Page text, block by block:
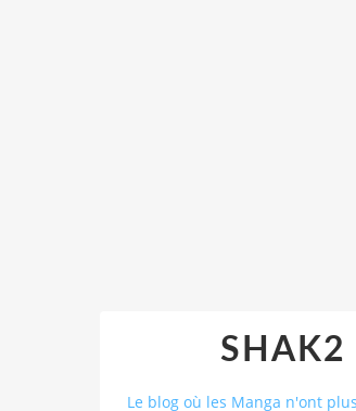
Le blog où les Manga n'ont